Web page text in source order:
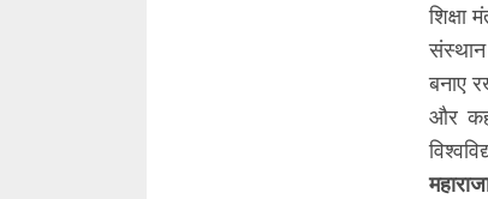
शिक्षा
संस्थान
बनाए
और